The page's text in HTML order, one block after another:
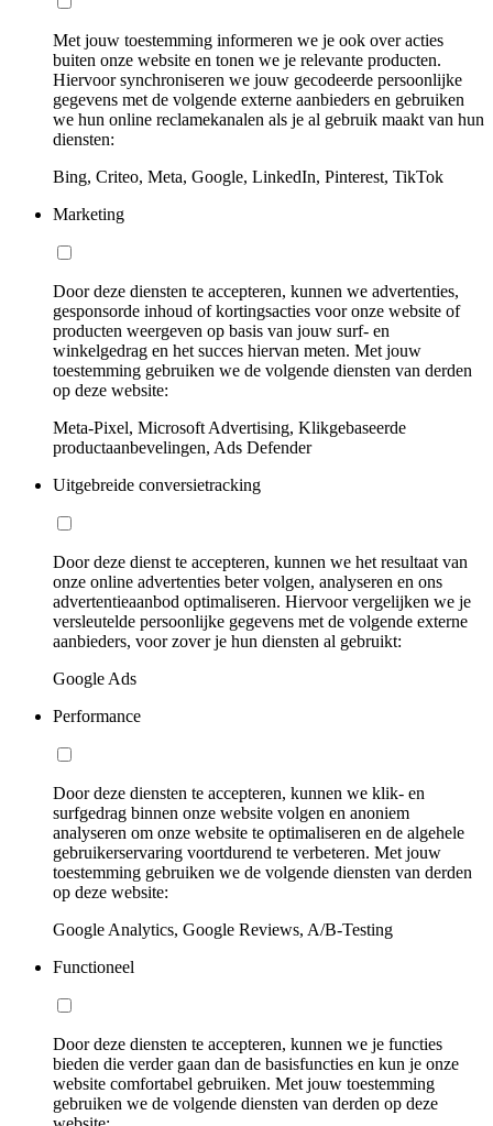
Met jouw toestemming informeren we je ook over acties
buiten onze website en tonen we je relevante producten.
Hiervoor synchroniseren we jouw gecodeerde persoonlijke
gegevens met de volgende externe aanbieders en gebruiken
we hun online reclamekanalen als je al gebruik maakt van hun
diensten:
Bing, Criteo, Meta, Google, LinkedIn, Pinterest, TikTok
Marketing
Door deze diensten te accepteren, kunnen we advertenties,
gesponsorde inhoud of kortingsacties voor onze website of
producten weergeven op basis van jouw surf- en
winkelgedrag en het succes hiervan meten. Met jouw
toestemming gebruiken we de volgende diensten van derden
op deze website:
Meta-Pixel, Microsoft Advertising, Klikgebaseerde
productaanbevelingen, Ads Defender
Uitgebreide conversietracking
Door deze dienst te accepteren, kunnen we het resultaat van
onze online advertenties beter volgen, analyseren en ons
advertentieaanbod optimaliseren. Hiervoor vergelijken we je
versleutelde persoonlijke gegevens met de volgende externe
aanbieders, voor zover je hun diensten al gebruikt:
Google Ads
Performance
Door deze diensten te accepteren, kunnen we klik- en
surfgedrag binnen onze website volgen en anoniem
analyseren om onze website te optimaliseren en de algehele
gebruikerservaring voortdurend te verbeteren. Met jouw
toestemming gebruiken we de volgende diensten van derden
op deze website:
Google Analytics, Google Reviews, A/B-Testing
Functioneel
Door deze diensten te accepteren, kunnen we je functies
bieden die verder gaan dan de basisfuncties en kun je onze
website comfortabel gebruiken. Met jouw toestemming
gebruiken we de volgende diensten van derden op deze